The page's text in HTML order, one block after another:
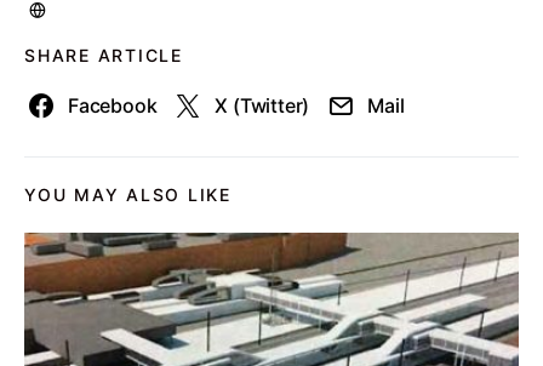
SHARE ARTICLE
Facebook X (Twitter) Mail
YOU MAY ALSO LIKE